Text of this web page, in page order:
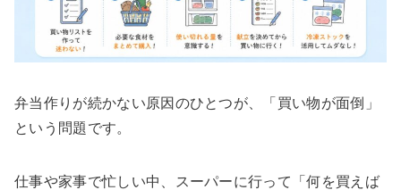
弁当作りが続かない原因のひとつが、「買い物が面倒」
という問題です。
仕事や家事で忙しい中、スーパーに行って「何を買えば